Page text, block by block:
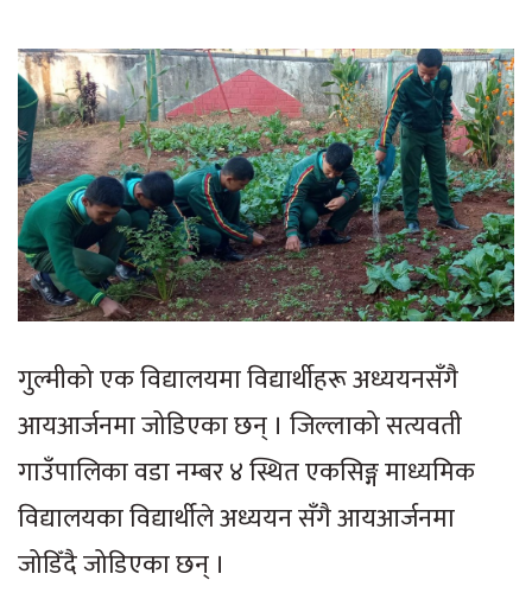
गुल्मीको एक विद्यालयमा विद्यार्थीहरू अध्ययनसँगै
आयआर्जनमा जोडिएका छन् । जिल्लाको सत्यवती
गाउँपालिका वडा नम्बर ४ स्थित एकसिङ्ग माध्यमिक
विद्यालयका विद्यार्थीले अध्ययन सँगै आयआर्जनमा
जोडिँदै जोडिएका छन् ।